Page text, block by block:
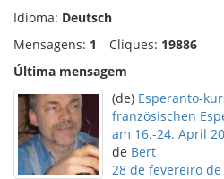
Idioma: Deutsch
Mensagens: 1 Cliques: 19886
Última mensagem
(de) Esperanto-
französischen
am 16.-24. April
de Bert
28 de fevereiro de